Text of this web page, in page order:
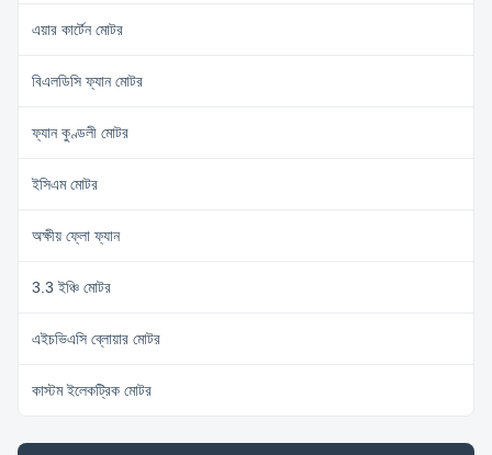
এয়ার কার্টেন মোটর
বিএলডিসি ফ্যান মোটর
ফ্যান কুণ্ডলী মোটর
ইসিএম মোটর
অক্ষীয় ফ্লো ফ্যান
3.3 ইঞ্চি মোটর
এইচভিএসি ব্লোয়ার মোটর
কাস্টম ইলেকট্রিক মোটর